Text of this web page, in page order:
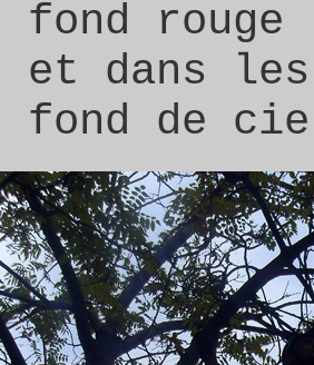
fond rouge
et dans
fond de